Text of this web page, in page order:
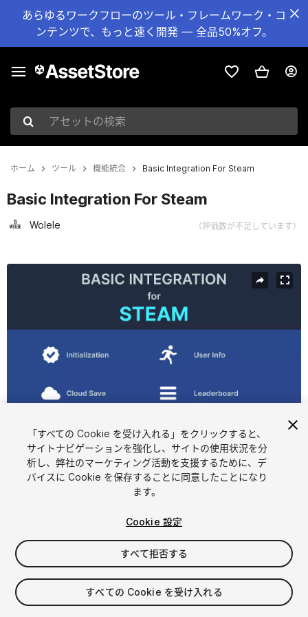
あらゆるワークフローのツール・フレームワーク・コ
ンテンツで、もっと速く開発 — 全品50%オフ。
アセットの検索
ホーム ツール 機能統合 Basic Integration For Steam
Basic Integration For Steam
Wolele （評価数が不足しています）
現在のスライド：1 / 4
1 /4
$7.99
シート 1
「すべての Cookie を受け入れる」をクリックすると、
サイトナビゲーションを強化し、サイトの使用状況を分
析し、弊社のマーケティング活動を支援するために、デ
バイスに Cookie を保存することに同意したことになり
ます。
Cookie 設定
すべて拒否する
すべての Cookie を受け入れる